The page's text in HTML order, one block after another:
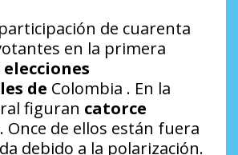
de cuarenta
en la primera
elecciones
de Colombia . En la
figuran catorce
. Once de ellos están fuera
debido a la polarización.